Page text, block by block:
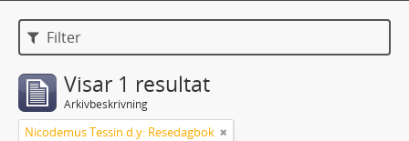
Filter
Visar 1 resultat
Arkivbeskrivning
Nicodemus Tessin d.y: Resedagbok